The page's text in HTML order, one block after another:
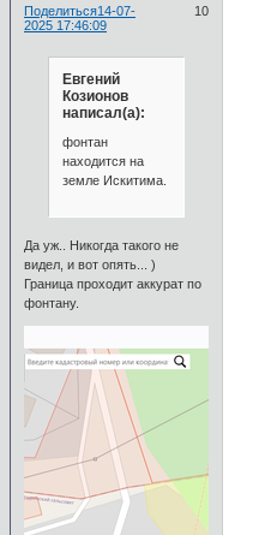
Поделиться 10
14-07-
2025 17:46:09
Евгений
Козионов
написал(а):
фонтан
находится на
земле Искитима.
Да уж.. Никогда такого не
видел, и вот опять... )
Граница проходит аккурат по
фонтану.